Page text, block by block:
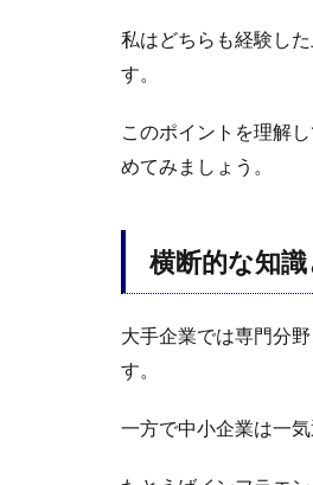
私はどちらも経験し
す。
このポイントを理解
めてみましょう。
横断的な知
大手企業では専門分
す。
一方で中小企業は一